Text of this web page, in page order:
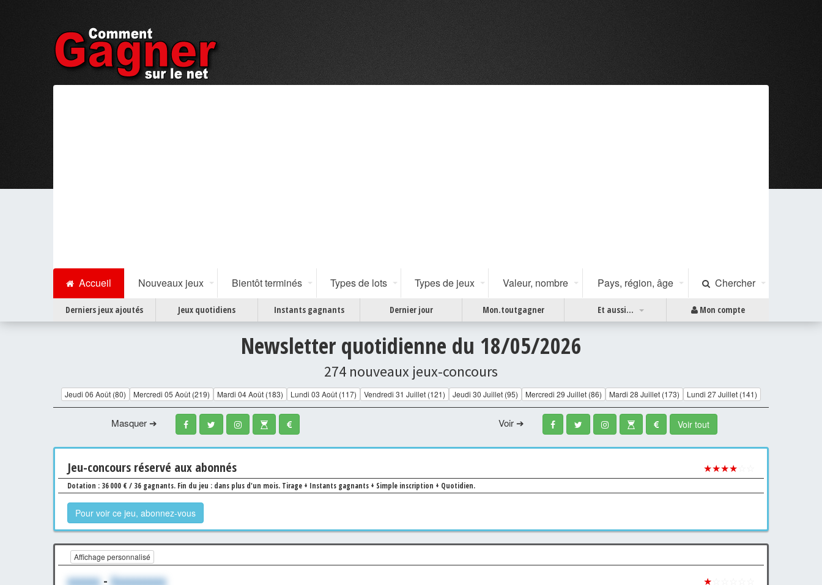
Accueil Nouveaux jeux Bientôt terminés Types de lots Types de jeux Valeur, nombre Pays, région, âge Chercher
Derniers jeux ajoutés Jeux quotidiens Instants gagnants Dernier jour Mon.toutgagner Et aussi... Mon compte
Newsletter quotidienne du 18/05/2026
274 nouveaux jeux-concours
Jeudi 06 Août (80) Mercredi 05 Août (219) Mardi 04 Août (183) Lundi 03 Août (117) Vendredi 31 Juillet (121) Jeudi 30 Juillet (95) Mercredi 29 Juillet (86) Mardi 28 Juillet (173) Lundi 27 Juillet (141)
Masquer ➔ Voir ➔ Voir tout
Jeu-concours réservé aux abonnés ★★★★
Dotation : 36 000 € / 36 gagnants. Fin du jeu : dans plus d'un mois. Tirage + Instants gagnants + Simple inscription + Quotidien.
Pour voir ce jeu, abonnez-vous
Affichage personnalisé
xxxxxx-Xxxxxxxxxx ★